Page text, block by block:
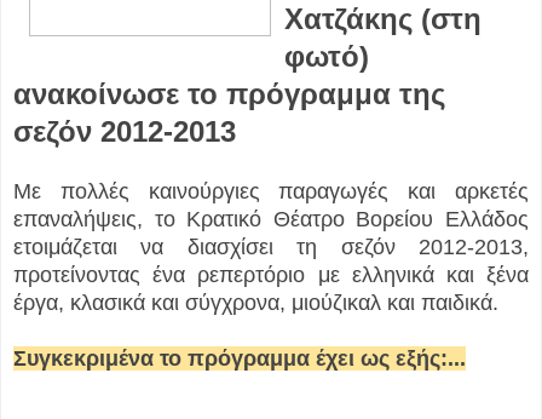
Χατζάκης (στη
φωτό)
ανακοίνωσε το πρόγραμμα της
σεζόν 2012-2013
Με πολλές καινούργιες παραγωγές και αρκετές
επαναλήψεις, το Κρατικό Θέατρο Βορείου Ελλάδος
ετοιμάζεται να διασχίσει τη σεζόν 2012-2013,
προτείνοντας ένα ρεπερτόριο με ελληνικά και ξένα
έργα, κλασικά και σύγχρονα, μιούζικαλ και παιδικά.
Συγκεκριμένα το πρόγραμμα έχει ως εξής:...